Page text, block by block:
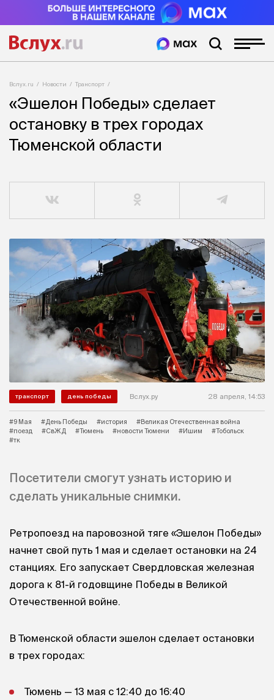
Вслух.ru Новости Транспорт
«Эшелон Победы» сделает
остановку в трех городах
Тюменской области
транспорт день победы Вслух.ру 28 апреля, 14:53
#9 Мая #День Победы #история
#Великая Отечественная война
#поезд
#СвЖД #Тюмень #новости Тюмени #Ишим
#Тобольск
#тк
Посетители смогут узнать историю и
сделать уникальные снимки.
Ретропоезд на паровозной тяге «Эшелон Победы»
начнет свой путь 1 мая и сделает остановки на 24
станциях. Его запускает Свердловская железная
дорога к 81-й годовщине Победы в Великой
Отечественной войне.
В Тюменской области эшелон сделает остановки
в трех городах:
Тюмень — 13 мая с 12:40 до 16:40